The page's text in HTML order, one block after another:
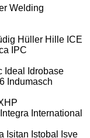
Welding
Hüller Hille ICE
IPC
Ideal
Idrobase
Indumasch
Integra International
Isitan Istobal
Isve